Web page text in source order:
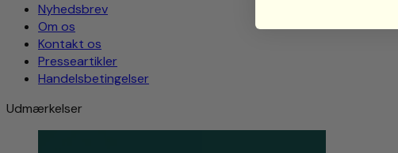
Nyhedsbrev
Om os
Kontakt os
Presseartikler
Handelsbetingelser
Udmærkelser